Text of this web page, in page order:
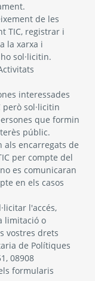
de les
TIC, registrar i
la xarxa i
sol·licitin.
interessades
sol·licitin
que formin
públic.
als encarregats de
per compte del
es comunicaran
en els casos
l'accés,
limitació o
vostres drets
de Polítiques
08908
formularis